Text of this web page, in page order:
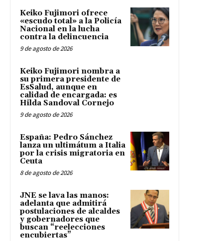
Keiko Fujimori ofrece
«escudo total» a la Policía
Nacional en la lucha
contra la delincuencia
9 de agosto de 2026
Keiko Fujimori nombra a
su primera presidente de
EsSalud, aunque en
calidad de encargada: es
Hilda Sandoval Cornejo
9 de agosto de 2026
España: Pedro Sánchez
lanza un ultimátum a Italia
por la crisis migratoria en
Ceuta
8 de agosto de 2026
JNE se lava las manos:
adelanta que admitirá
postulaciones de alcaldes
y gobernadores que
buscan “reelecciones
encubiertas”